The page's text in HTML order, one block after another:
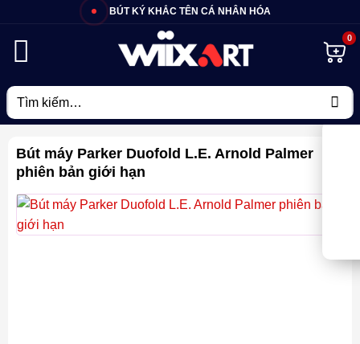
BÚT KÝ KHẮC TÊN CÁ NHÂN HÓA
Tìm
kiếm:
Bút máy Parker Duofold L.E. Arnold Palmer
phiên bản giới hạn